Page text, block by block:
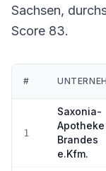
Sachsen,
Score 83.
#
1
Saxonia-
Brandes
e.Kfm.